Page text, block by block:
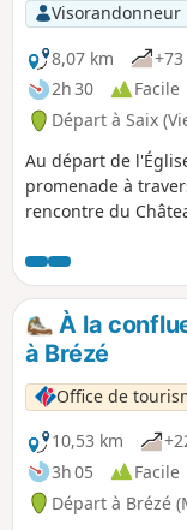
Visorandonneur
8,07 km
2h 30
Facile
Départ à Saix
Au départ de
promenade à
rencontre du
Itinéraire conçu et
Communes du
départemental
À la
à Brézé
Office de
10,53 km
3h 05
Facile
Départ à Brézé